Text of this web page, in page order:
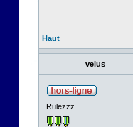
Haut
velus
Rulezzz